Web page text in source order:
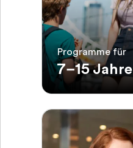
Programme für
7–15 Jahre